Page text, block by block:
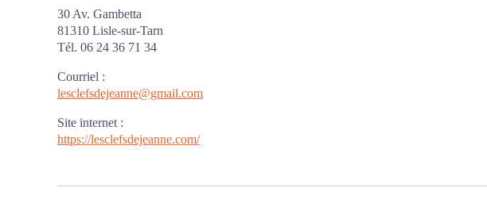
30 Av. Gambetta
81310 Lisle-sur-Tarn
Tél. 06 24 36 71 34
Courriel :
lesclefsdejeanne@gmail.com
Site internet :
https://lesclefsdejeanne.com/